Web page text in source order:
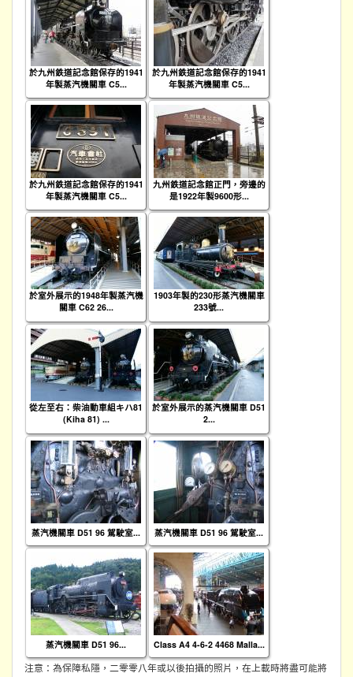
於九州鉄道記念館保存的1941
年製蒸汽機關車 C5...
於九州鉄道記念館保存的1941
年製蒸汽機關車 C5...
於九州鉄道記念館保存的1941
年製蒸汽機關車 C5...
九州鉄道記念館正門，旁邊的
是1922年製9600形...
於室外展示的1948年製蒸汽機
關車 C62 26...
1903年製的230形蒸汽機關車
233號...
從左至右：柴油動車組キハ81
(Kiha 81) ...
於室外展示的蒸汽機關車 D51
2...
蒸汽機關車 D51 96 駕駛室... 蒸汽機關車 D51 96 駕駛室...
蒸汽機關車 D51 96... Class A4 4-6-2 4468 Malla...
注意：為保障私隱，二零零八年或以後拍攝的照片，在上載時將盡可能將